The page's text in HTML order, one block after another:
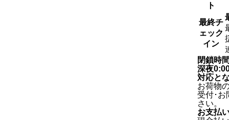
ト
最終チ
ェック
イン
閉鎖時
深夜
対応と
お荷物
受付･お
さい。
お支払